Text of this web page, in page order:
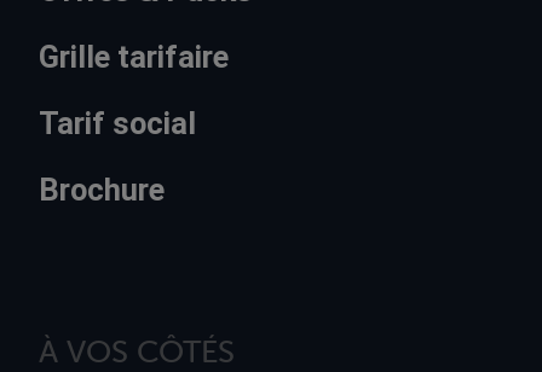
Grille tarifaire
Tarif social
Brochure
À VOS CÔTÉS